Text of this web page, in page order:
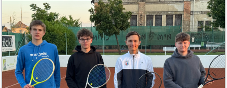
Skip to content